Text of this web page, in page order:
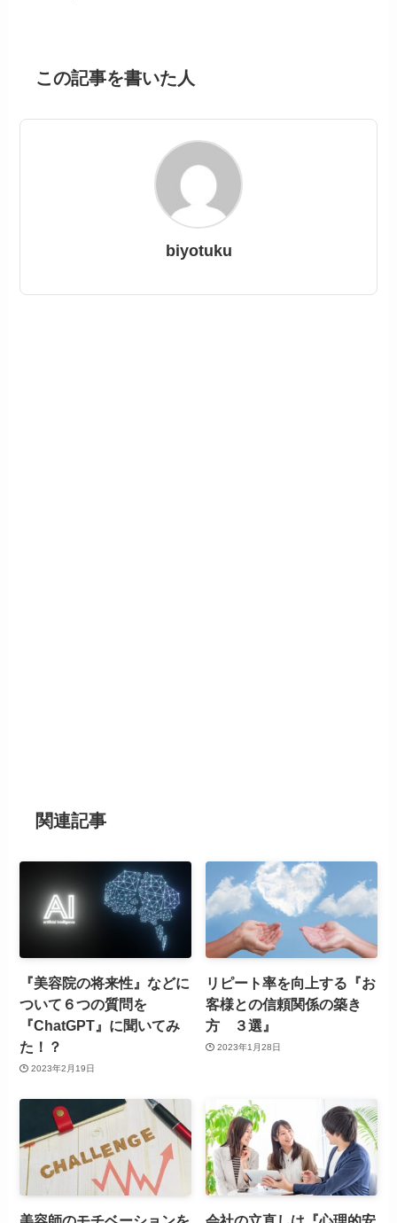
この記事を書いた人
biyotuku
関連記事
『美容院の将来性』などに
ついて６つの質問を
『ChatGPT』に聞いてみ
た！？
2023年2月19日
リピート率を向上する『お
客様との信頼関係の築き
方 ３選』
2023年1月28日